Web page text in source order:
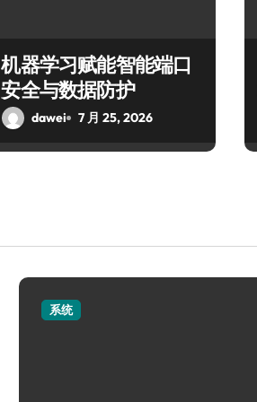
机器学习赋能智能端口
安全与数据防护
dawei 7 月 25, 2026
系统